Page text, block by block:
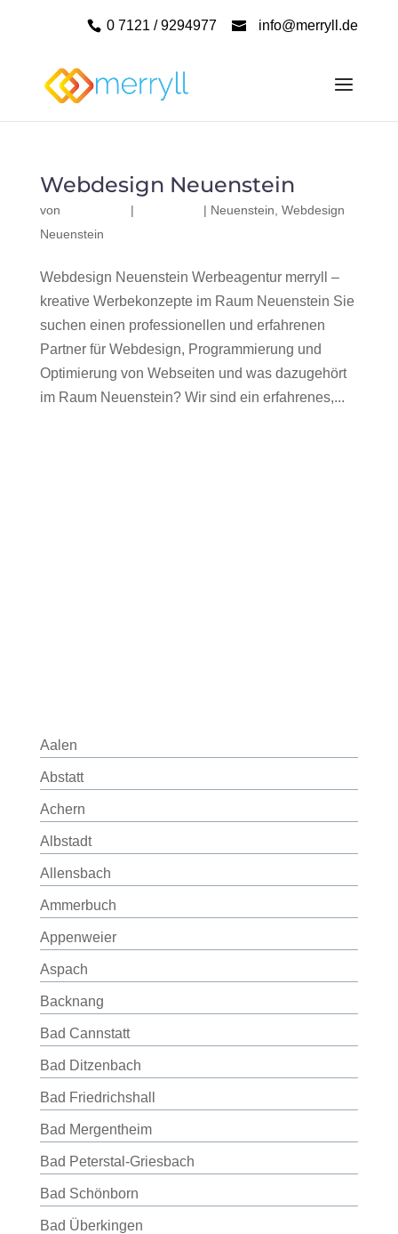
0 7121 / 9294977 info@merryll.de
Webdesign Neuenstein
von | | Neuenstein Webdesign
Neuenstein
Webdesign Neuenstein Werbeagentur merryll –
kreative Werbekonzepte im Raum Neuenstein Sie
suchen einen professionellen und erfahrenen
Partner für Webdesign, Programmierung und
Optimierung von Webseiten und was dazugehört
im Raum Neuenstein? Wir sind ein erfahrenes,...
Aalen
Abstatt
Achern
Albstadt
Allensbach
Ammerbuch
Appenweier
Aspach
Backnang
Bad Cannstatt
Bad Ditzenbach
Bad Friedrichshall
Bad Mergentheim
Bad Peterstal-Griesbach
Bad Schönborn
Bad Überkingen